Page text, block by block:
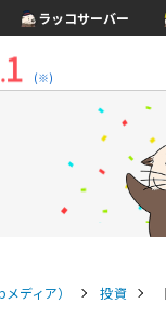
ラッコサーバー
(※)
ディア） 投資